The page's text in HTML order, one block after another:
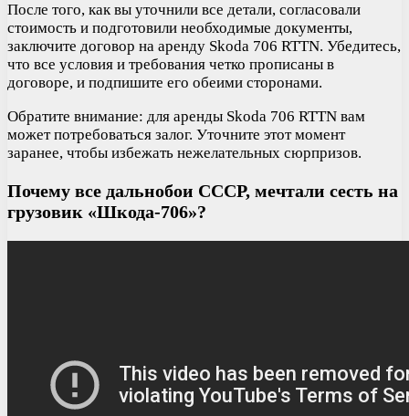
После того, как вы уточнили все детали, согласовали
стоимость и подготовили необходимые документы,
заключите договор на аренду Skoda 706 RTTN. Убедитесь,
что все условия и требования четко прописаны в
договоре, и подпишите его обеими сторонами.
Обратите внимание: для аренды Skoda 706 RTTN вам
может потребоваться залог. Уточните этот момент
заранее, чтобы избежать нежелательных сюрпризов.
Почему все дальнобои СССР, мечтали сесть на
грузовик «Шкода-706»?